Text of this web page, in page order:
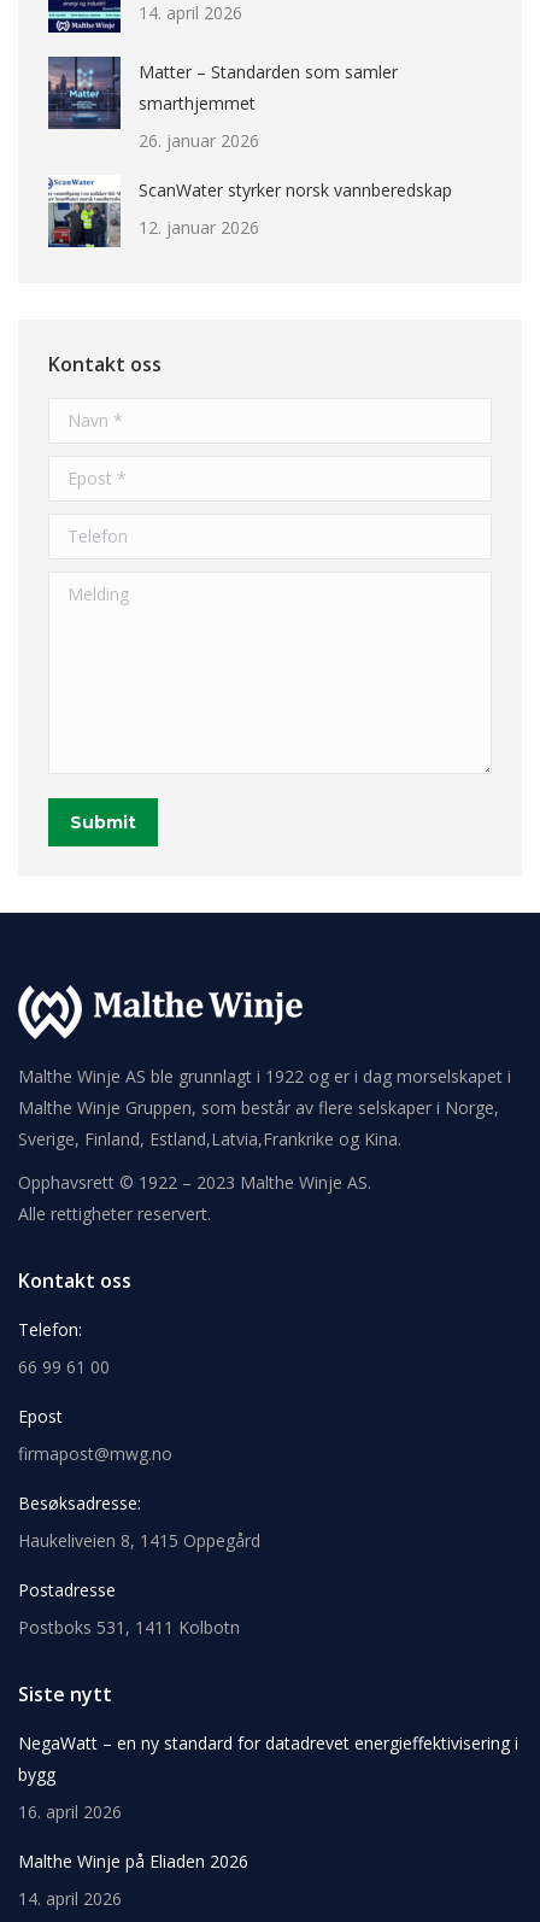
14. april 2026
Matter – Standarden som samler
smarthjemmet
26. januar 2026
ScanWater styrker norsk vannberedskap
12. januar 2026
Kontakt oss
Navn *
Epost *
Telefon
Melding
Submit
Malthe Winje AS ble grunnlagt i 1922 og er i dag morselskapet i
Malthe Winje Gruppen, som består av flere selskaper i Norge,
Sverige, Finland, Estland,Latvia,Frankrike og Kina.
Opphavsrett © 1922 – 2023 Malthe Winje AS.
Alle rettigheter reservert.
Kontakt oss
Telefon:
66 99 61 00
Epost
firmapost@mwg.no
Besøksadresse:
Haukeliveien 8, 1415 Oppegård
Postadresse
Postboks 531, 1411 Kolbotn
Siste nytt
NegaWatt – en ny standard for datadrevet energieffektivisering i
bygg
16. april 2026
Malthe Winje på Eliaden 2026
14. april 2026